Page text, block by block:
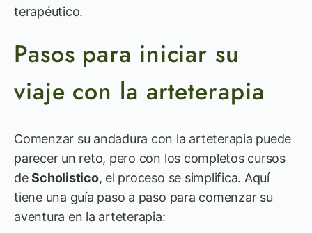
terapéutico.
Pasos para iniciar su
viaje con la arteterapia
Comenzar su andadura con la arteterapia puede
parecer un reto, pero con los completos cursos
deScholistico, el proceso se simplifica. Aquí
tiene una guía paso a paso para comenzar su
aventura en la arteterapia: